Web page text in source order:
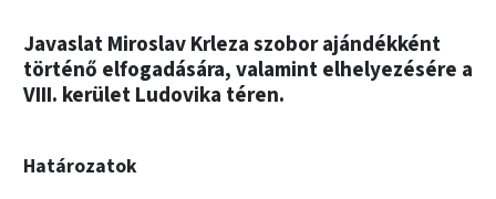
Javaslat Miroslav Krleza szobor ajándékként
történő elfogadására, valamint elhelyezésére a
VIII. kerület Ludovika téren.
Határozatok